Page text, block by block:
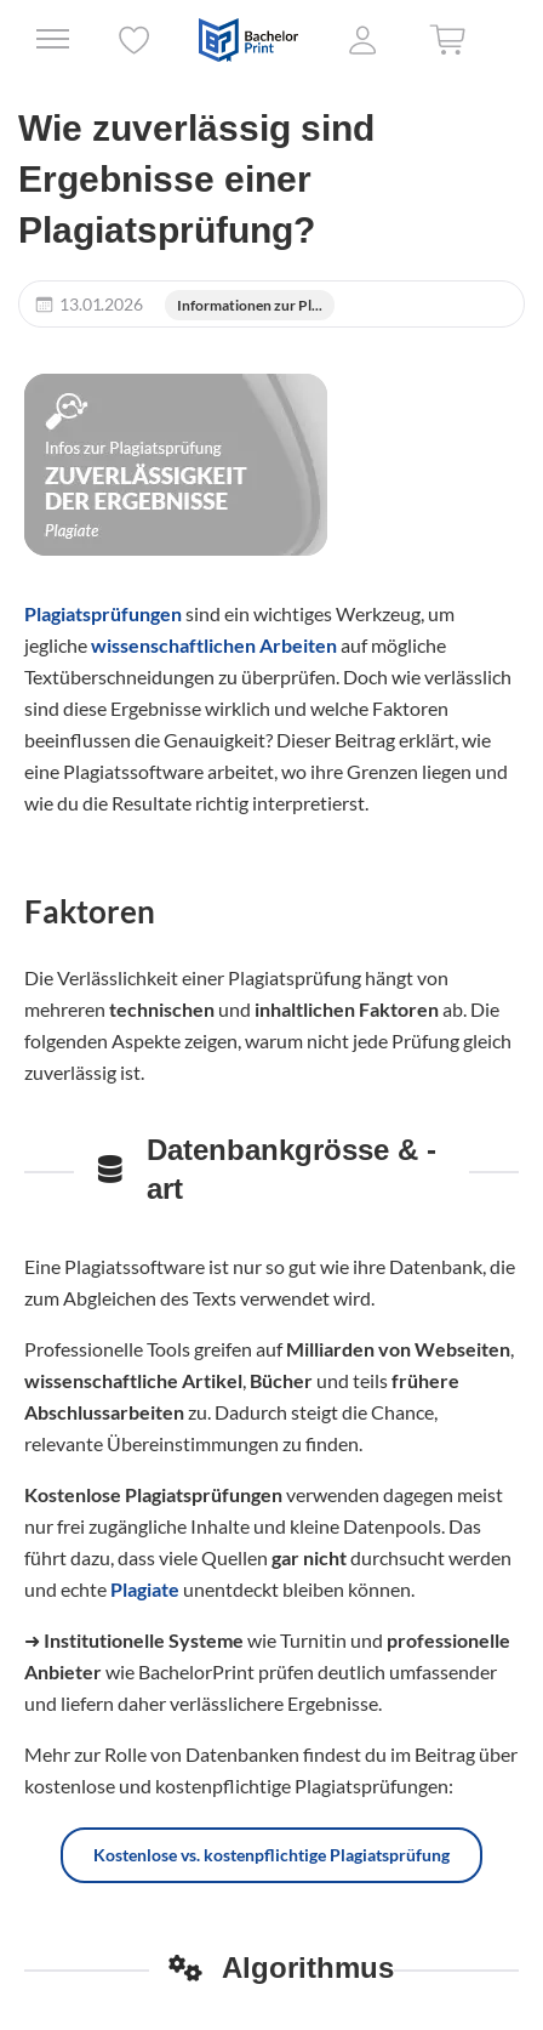
Wie zuverlässig sind
Ergebnisse einer
Plagiatsprüfung?
13.01.2026 Informationen zur Pl...
Plagiatsprüfungensind ein wichtiges Werkzeug, um
jeglichewissenschaftlichen Arbeitenauf mögliche
Textüberschneidungen zu überprüfen. Doch wie verlässlich
sind diese Ergebnisse wirklich und welche Faktoren
beeinflussen die Genauigkeit? Dieser Beitrag erklärt, wie
eine Plagiatssoftware arbeitet, wo ihre Grenzen liegen und
wie du die Resultate richtig interpretierst.
Faktoren
Die Verlässlichkeit einer Plagiatsprüfung hängt von
mehreren technischen und inhaltlichen Faktorenab. Die
folgenden Aspekte zeigen, warum nicht jede Prüfung gleich
zuverlässig ist.
Datenbankgrösse & -
art
Eine Plagiatssoftware ist nur so gut wie ihre Datenbank, die
zum Abgleichen des Texts verwendet wird.
Professionelle Tools greifen aufMilliarden von Webseiten,
wissenschaftliche Artikel, Bücher und teilsfrühere
Abschlussarbeitenzu. Dadurch steigt die Chance,
relevante Übereinstimmungen zu finden.
Kostenlose Plagiatsprüfungenverwenden dagegen meist
nur frei zugängliche Inhalte und kleine Datenpools. Das
führt dazu, dass viele Quellen gar nichtdurchsucht werden
und echte Plagiate unentdeckt bleiben können.
➜ Institutionelle Systeme wie Turnitin und professionelle
Anbieterwie BachelorPrint prüfen deutlich umfassender
und liefern daher verlässlichere Ergebnisse.
Mehr zur Rolle von Datenbanken findest du im Beitrag über
kostenlose und kostenpflichtige Plagiatsprüfungen:
Kostenlose vs. kostenpflichtige Plagiatsprüfung
Algorithmus